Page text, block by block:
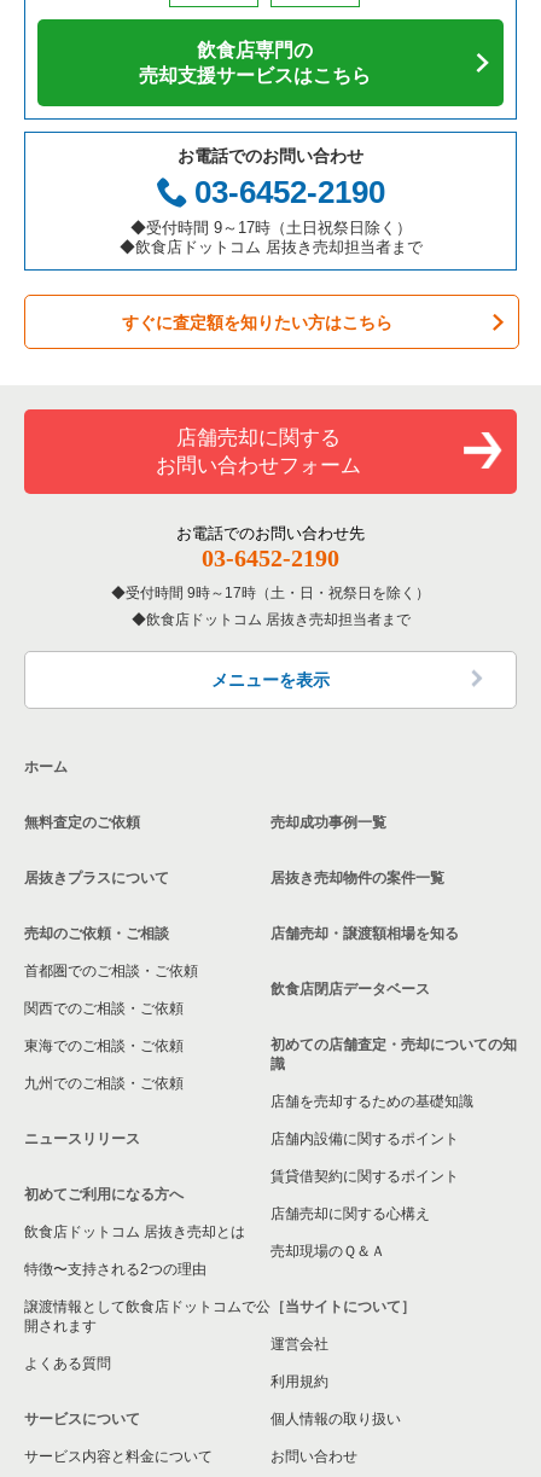
飲食店専門の
売却支援サービスはこちら
お電話でのお問い合わせ
03-6452-2190
◆受付時間 9～17時（土日祝祭日除く）
◆飲食店ドットコム 居抜き売却担当者まで
すぐに査定額を知りたい方はこちら
店舗売却に関する
お問い合わせフォーム
お電話でのお問い合わせ先
03-6452-2190
受付時間 9時～17時（土・日・祝祭日を除く）
飲食店ドットコム 居抜き売却担当者まで
メニューを表示
ホーム
無料査定のご依頼
居抜きプラスについて
売却のご依頼・ご相談
首都圏でのご相談・ご依頼
関西でのご相談・ご依頼
東海でのご相談・ご依頼
九州でのご相談・ご依頼
ニュースリリース
初めてご利用になる方へ
飲食店ドットコム 居抜き売却とは
特徴〜支持される2つの理由
譲渡情報として飲食店ドットコムで公
開されます
よくある質問
サービスについて
サービス内容と料金について
売却成功事例一覧
居抜き売却物件の案件一覧
店舗売却・譲渡額相場を知る
飲食店閉店データベース
初めての店舗査定・売却についての知
識
店舗を売却するための基礎知識
店舗内設備に関するポイント
賃貸借契約に関するポイント
店舗売却に関する心構え
売却現場のＱ＆Ａ
［当サイトについて］
運営会社
利用規約
個人情報の取り扱い
お問い合わせ